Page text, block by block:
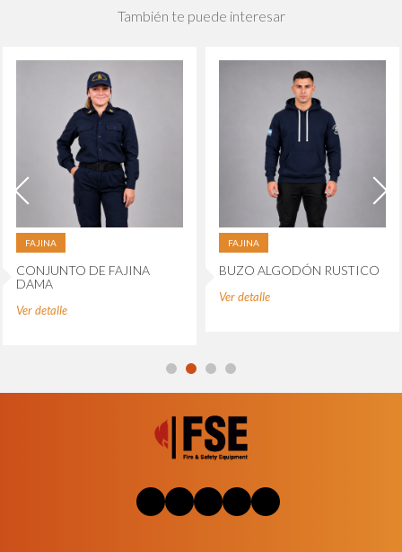
También te puede interesar
FAJINA
CONJUNTO DE FAJINA
DAMA
Ver detalle
FAJINA
BUZO ALGODÓN RUSTICO
Ver detalle